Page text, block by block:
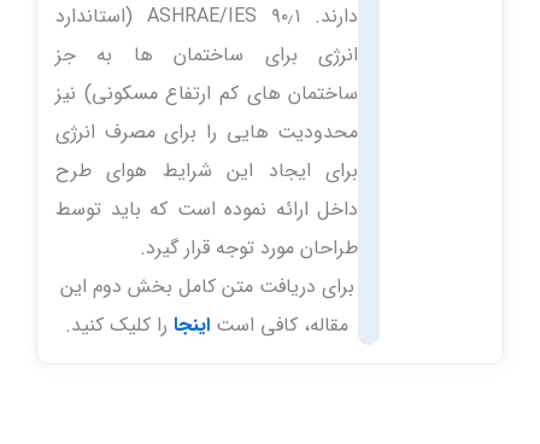
دارند. ۹۰٫۱ ASHRAE/IES (استاندارد
انرژی برای ساختمان ها به جز
ساختمان های کم ارتفاع مسکونی) نیز
محدودیت هایی را برای مصرف انرژی
برای ایجاد این شرایط هوای طرح
داخل ارائه نموده است که باید توسط
طراحان مورد توجه قرار گیرد.
برای دریافت متن کامل بخش دوم این
مقاله، کافی است اینجا را کلیک کنید.